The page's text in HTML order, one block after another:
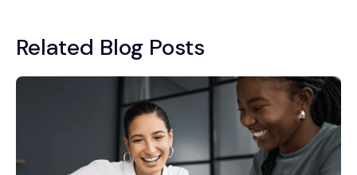
Related Blog Posts